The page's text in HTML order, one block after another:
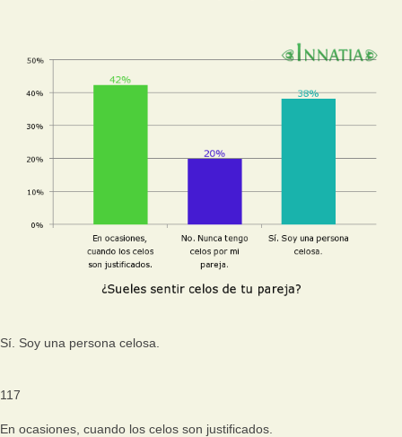
Sí. Soy una persona celosa.
117
En ocasiones, cuando los celos son justificados.